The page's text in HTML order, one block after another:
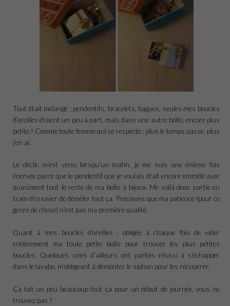
Tout était mélangé : pendentifs, bracelets, bagues, seules mes boucles
d’oreilles étaient un peu à part, mais dans une autre boîte, encore plus
petite ! Comme toute femme qui se respecte : plus le temps passe, plus
j’en ai.
Le déclic m’est venu lorsqu’un matin, je me suis une énième fois
énervée parce que le pendentif que je voulais était encore emmêlé avec
quasiment tout le reste de ma boîte à bijoux. Me voilà donc partie en
train d’essayer de démêler tout ça. Précisons que ma patience (pour ce
genre de chose) n’est pas ma première qualité.
Quant à mes boucles d’oreilles : obligée à chaque fois de vider
entièrement ma toute petite boîte pour trouver les plus petites
boucles. Quelques unes d’ailleurs ont parfois réussi à s’échapper
dans le lavabo, m’obligeant à démonter le siphon pour les récupérer.
Ça fait un peu beaucoup tout ça pour un début de journée, vous ne
trouvez pas ?